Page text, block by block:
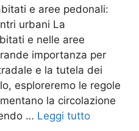
e aree pedonali:
urbani La
e nelle aree
importanza per
e la tutela dei
esploreremo le regole
la circolazione
… Leggi tutto